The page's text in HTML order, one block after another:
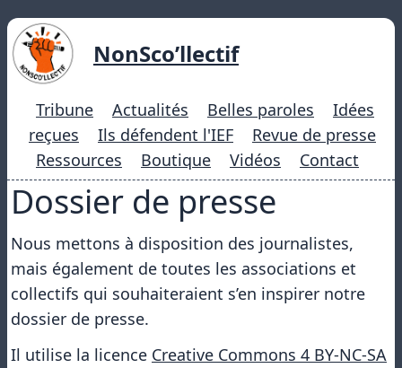
NonSco’llectif
Tribune Actualités Belles paroles
Idées
reçues
Ils défendent l'IEF
Revue de presse
Ressources
Boutique Vidéos Contact
Dossier de presse
Nous mettons à disposition des journalistes,
mais également de toutes les associations et
collectifs qui souhaiteraient s’en inspirer notre
dossier de presse.
Il utilise la licence Creative Commons 4 BY-NC-SA